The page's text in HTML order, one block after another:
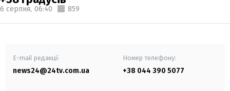
6 серпня, 06:40 859
E-mail редакції
news24@24tv.com.ua
Номер телефону:
+38 044 390 5077